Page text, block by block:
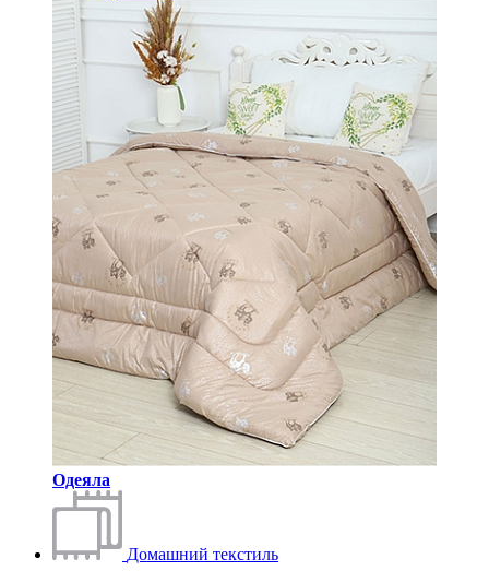
Одеяла
Домашний текстиль